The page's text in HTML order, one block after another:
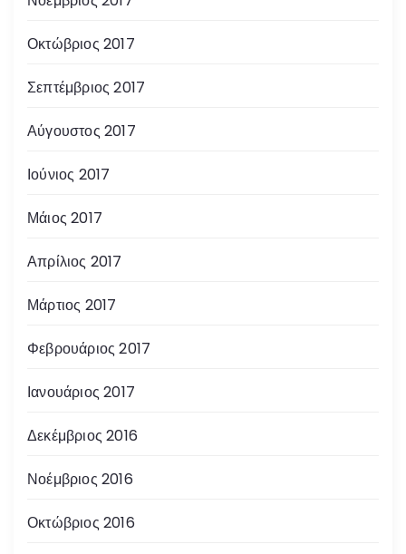
Οκτώβριος 2017
Σεπτέμβριος 2017
Αύγουστος 2017
Ιούνιος 2017
Μάιος 2017
Απρίλιος 2017
Μάρτιος 2017
Φεβρουάριος 2017
Ιανουάριος 2017
Δεκέμβριος 2016
Νοέμβριος 2016
Οκτώβριος 2016